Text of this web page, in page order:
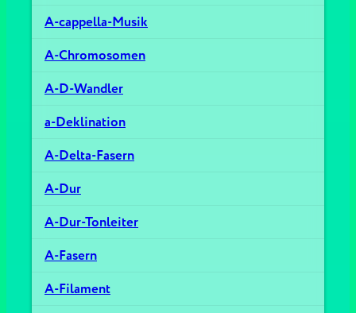
A-cappella-Musik
A-Chromosomen
A-D-Wandler
a-Deklination
A-Delta-Fasern
A-Dur
A-Dur-Tonleiter
A-Fasern
A-Filament